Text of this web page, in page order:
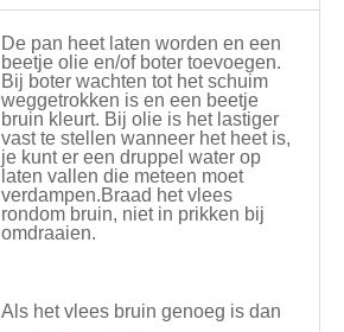
De pan heet laten worden en een
beetje olie en/of boter toevoegen.
Bij boter wachten tot het schuim
weggetrokken is en een beetje
bruin kleurt. Bij olie is het lastiger
vast te stellen wanneer het heet is,
je kunt er een druppel water op
laten vallen die meteen moet
verdampen.Braad het vlees
rondom bruin, niet in prikken bij
omdraaien.
Als het vlees bruin genoeg is dan